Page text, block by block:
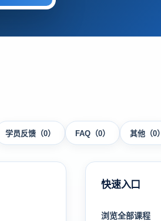
学员反馈（0） FAQ（0） 其他（0）
快速入口
浏览全部课程